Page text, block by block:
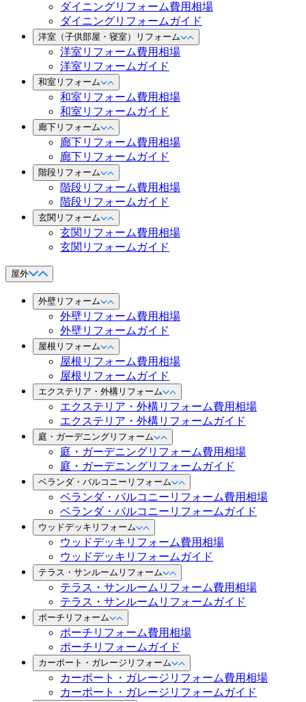
ダイニングリフォーム費用相場
ダイニングリフォームガイド
洋室（子供部屋・寝室）リフォーム
洋室リフォーム費用相場
洋室リフォームガイド
和室リフォーム
和室リフォーム費用相場
和室リフォームガイド
廊下リフォーム
廊下リフォーム費用相場
廊下リフォームガイド
階段リフォーム
階段リフォーム費用相場
階段リフォームガイド
玄関リフォーム
玄関リフォーム費用相場
玄関リフォームガイド
屋外
外壁リフォーム
外壁リフォーム費用相場
外壁リフォームガイド
屋根リフォーム
屋根リフォーム費用相場
屋根リフォームガイド
エクステリア・外構リフォーム
エクステリア・外構リフォーム費用相場
エクステリア・外構リフォームガイド
庭・ガーデニングリフォーム
庭・ガーデニングリフォーム費用相場
庭・ガーデニングリフォームガイド
ベランダ・バルコニーリフォーム
ベランダ・バルコニーリフォーム費用相場
ベランダ・バルコニーリフォームガイド
ウッドデッキリフォーム
ウッドデッキリフォーム費用相場
ウッドデッキリフォームガイド
テラス・サンルームリフォーム
テラス・サンルームリフォーム費用相場
テラス・サンルームリフォームガイド
ポーチリフォーム
ポーチリフォーム費用相場
ポーチリフォームガイド
カーポート・ガレージリフォーム
カーポート・ガレージリフォーム費用相場
カーポート・ガレージリフォームガイド